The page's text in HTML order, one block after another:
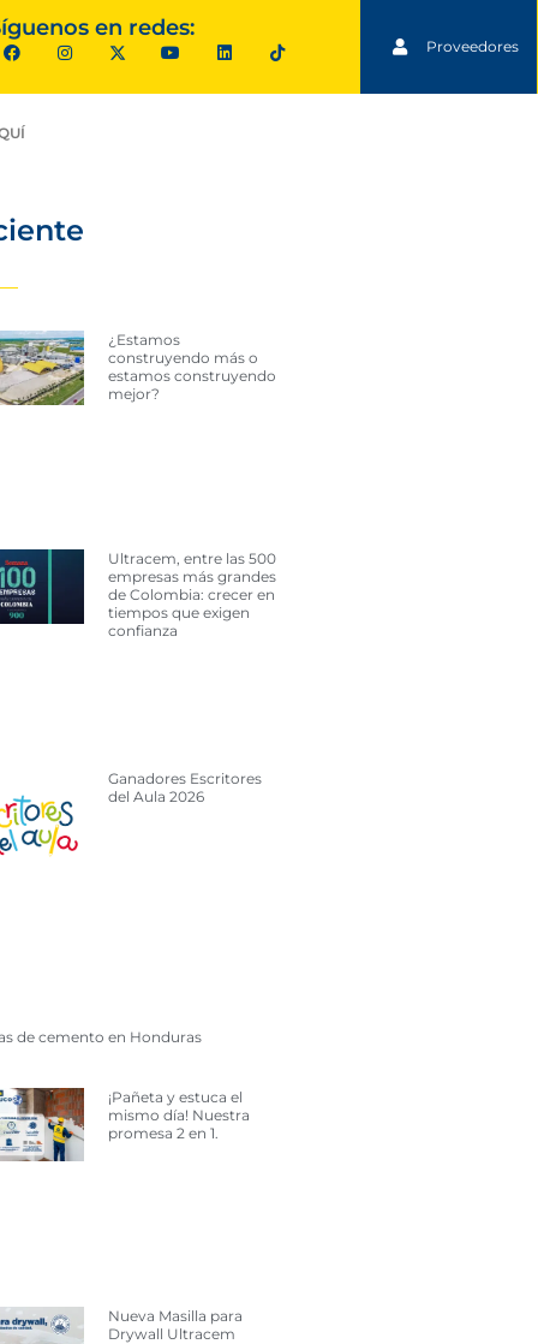
en redes:
Proveedores
¿Estamos
construyendo más o
estamos construyendo
mejor?
Ultracem, entre las 500
empresas más grandes
de Colombia: crecer en
tiempos que exigen
confianza
Ganadores Escritores
del Aula 2026
de cemento en Honduras
¡Pañeta y estuca el
mismo día! Nuestra
promesa 2 en 1.
Nueva Masilla para
Drywall Ultracem